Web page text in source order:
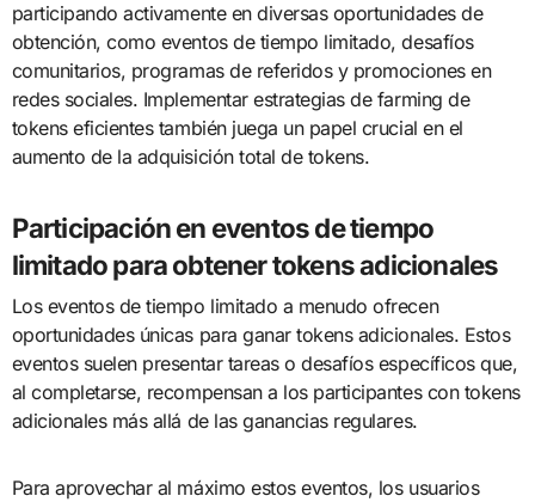
participando activamente en diversas oportunidades de
obtención, como eventos de tiempo limitado, desafíos
comunitarios, programas de referidos y promociones en
redes sociales. Implementar estrategias de farming de
tokens eficientes también juega un papel crucial en el
aumento de la adquisición total de tokens.
Participación en eventos de tiempo
limitado para obtener tokens adicionales
Los eventos de tiempo limitado a menudo ofrecen
oportunidades únicas para ganar tokens adicionales. Estos
eventos suelen presentar tareas o desafíos específicos que,
al completarse, recompensan a los participantes con tokens
adicionales más allá de las ganancias regulares.
Para aprovechar al máximo estos eventos, los usuarios